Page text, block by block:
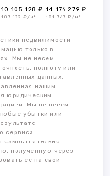
10 105 128 ₽
187 132 ₽/м²
14 176 279 ₽
181 747 ₽/м²
недвижимости
только в
Мы не несем
полноту или
данных.
нашим
юридическим
Мы не несем
убытки или
сервиса.
самостоятельно
полученную через
ее на свой